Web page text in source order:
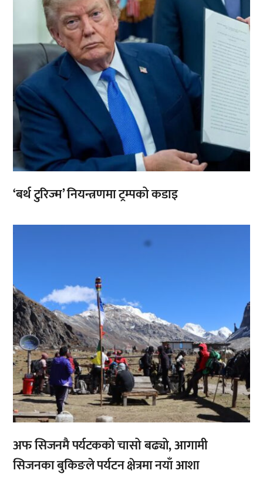
‘बर्थ टुरिज्म’ नियन्त्रणमा ट्रम्पको कडाइ
अफ सिजनमै पर्यटकको चासो बढ्यो, आगामी
सिजनका बुकिङले पर्यटन क्षेत्रमा नयाँ आशा